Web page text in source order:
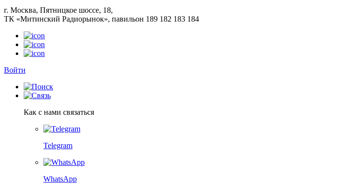
г. Москва, Пятницкое шоссе, 18,
ТК «Митинский Радиорынок», павильон 189 182 183 184
Войти
Как с нами связаться
Telegram
WhatsApp